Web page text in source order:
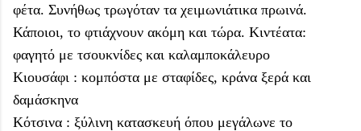
φέτα. Συνήθως τρωγόταν τα χειμωνιάτικα πρωινά.
Κάποιοι, το φτιάχνουν ακόμη και τώρα. Κιντέατα:
φαγητό με τσουκνίδες και καλαμποκάλευρο
Κιουσάφι : κομπόστα με σταφίδες, κράνα ξερά και
δαμάσκηνα
Κότσινα : ξύλινη κατασκευή όπου μεγάλωνε το